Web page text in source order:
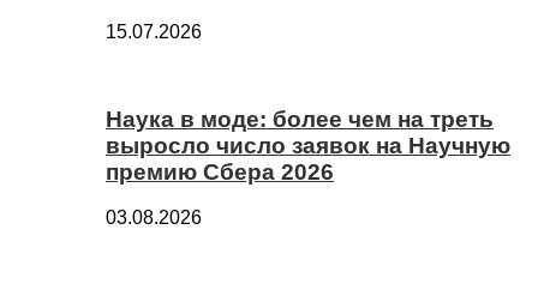
15.07.2026
Наука в моде: более чем на треть
выросло число заявок на Научную
премию Сбера 2026
03.08.2026